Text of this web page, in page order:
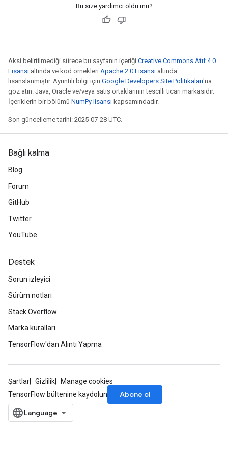
Bu size yardımcı oldu mu?
Aksi belirtilmediği sürece bu sayfanın içeriği Creative Commons Atıf 4.0
Lisansı altında ve kod örnekleri Apache 2.0 Lisansı altında
lisanslanmıştır. Ayrıntılı bilgi için Google Developers Site Politikaları'na
göz atın. Java, Oracle ve/veya satış ortaklarının tescilli ticari markasıdır.
İçeriklerin bir bölümü NumPy lisansı kapsamındadır.
Son güncelleme tarihi: 2025-07-28 UTC.
Bağlı kalma
Blog
Forum
GitHub
Twitter
YouTube
Destek
Sorun izleyici
Sürüm notları
Stack Overflow
Marka kuralları
TensorFlow'dan Alıntı Yapma
Şartlar Gizlilik
Manage cookies
TensorFlow bültenine kaydolun
Abone ol